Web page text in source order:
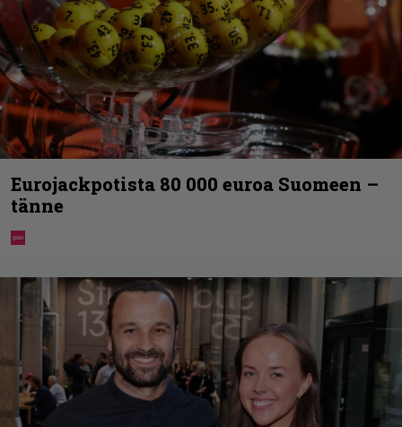
Eurojackpotista 80 000 euroa Suomeen –
tänne